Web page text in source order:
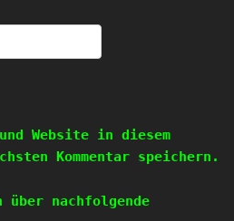
Website in diesem
Kommentar speichern.
über nachfolgende